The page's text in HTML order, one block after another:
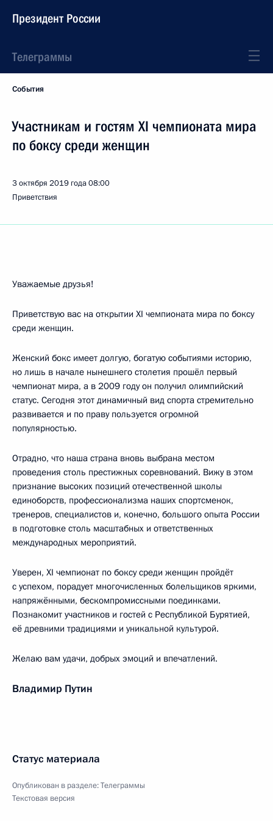
Президент России
Телеграммы
События
Участникам и гостям XI чемпионата мира
по боксу среди женщин
3 октября 2019 года08:00
Приветствия
Уважаемые друзья!
Приветствую вас на открытии XI чемпионата мира по боксу
среди женщин.
Женский бокс имеет долгую, богатую событиями историю,
но лишь в начале нынешнего столетия прошёл первый
чемпионат мира, а в 2009 году он получил олимпийский
статус. Сегодня этот динамичный вид спорта стремительно
развивается и по праву пользуется огромной
популярностью.
Отрадно, что наша страна вновь выбрана местом
проведения столь престижных соревнований. Вижу в этом
признание высоких позиций отечественной школы
единоборств, профессионализма наших спортсменок,
тренеров, специалистов и, конечно, большого опыта России
в подготовке столь масштабных и ответственных
международных мероприятий.
Уверен, XI чемпионат по боксу среди женщин пройдёт
с успехом, порадует многочисленных болельщиков яркими,
напряжёнными, бескомпромиссными поединками.
Познакомит участников и гостей с Республикой Бурятией,
её древними традициями и уникальной культурой.
Желаю вам удачи, добрых эмоций и впечатлений.
Владимир Путин
Статус материала
Опубликован в разделе:Телеграммы
Текстовая версия